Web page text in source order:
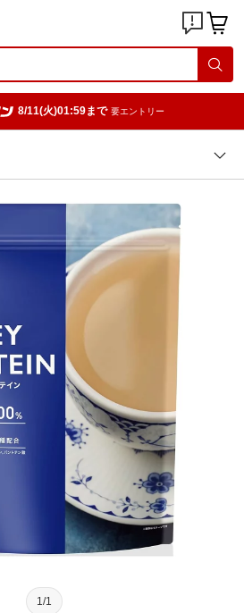
8/11(火)01:59まで 要エントリー
1/1